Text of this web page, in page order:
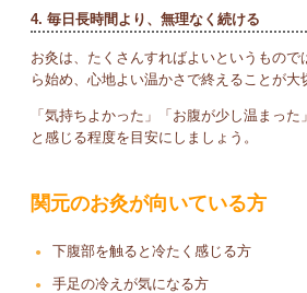
4. 毎日長時間より、無理なく続ける
お灸は、たくさんすればよいというもので
ら始め、心地よい温かさで終えることが大
「気持ちよかった」「お腹が少し温まった
と感じる程度を目安にしましょう。
関元のお灸が向いている方
下腹部を触ると冷たく感じる方
手足の冷えが気になる方